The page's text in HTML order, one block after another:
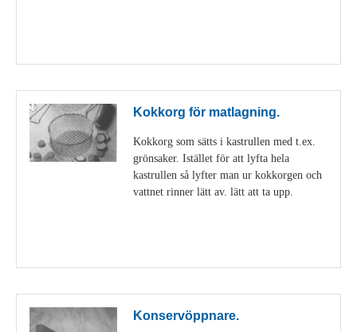
Kokkorg för matlagning.
Kokkorg som sätts i kastrullen med t.ex.
grönsaker. Istället för att lyfta hela
kastrullen så lyfter man ur kokkorgen och
vattnet rinner lätt av. lätt att ta upp.
Konservöppnare.